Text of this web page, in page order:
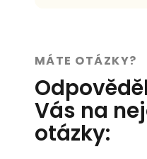
MÁTE OTÁZKY?
Vás na
otázky: